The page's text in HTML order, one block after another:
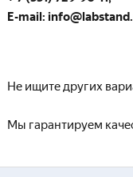
E-mail:
Не ищите других
Мы гарантируем